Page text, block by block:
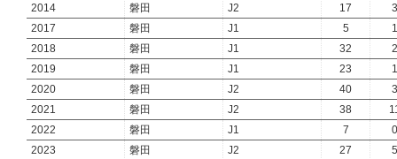
2014
磐田 J2 17
3
2017
磐田 J1 5
1
2018
磐田 J1 32
2
2019
磐田 J1 23
1
2020
磐田 J2 40
3
2021
磐田 J2 38
2022
磐田 J1 7
0
2023
磐田 J2 27
5